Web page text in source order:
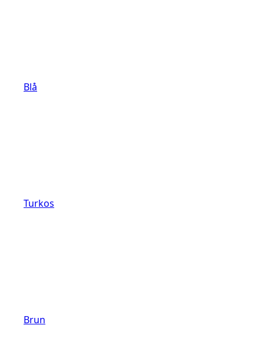
Blå
Turkos
Brun